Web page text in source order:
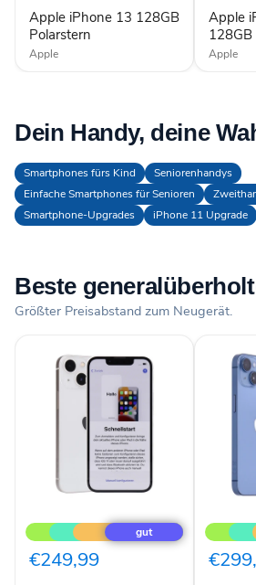
Apple iPhone 13 128GB
Polarstern
Apple
Apple
128GB
Apple
Dein Handy, deine
Smartphones fürs Kind
Seniorenhandys
Einfache Smartphones für Senioren
Smartphone-Upgrades
iPhone 11 Upgrade
Beste
Größter Preisabstand zum Neugerät.
iPhone
13
128GB
Polarstern
€249,99
iPhone
14
128GB
Blau